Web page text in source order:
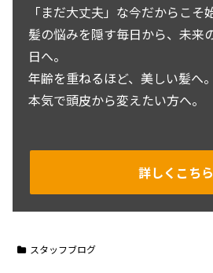
「まだ大丈夫」な今だからこそ
髪の悩みを隠す毎日から、未来
日へ。
年齢を重ねるほど、美しい髪へ。
本気で頭皮から変えたい方へ。
詳しくこちら
スタッフブログ